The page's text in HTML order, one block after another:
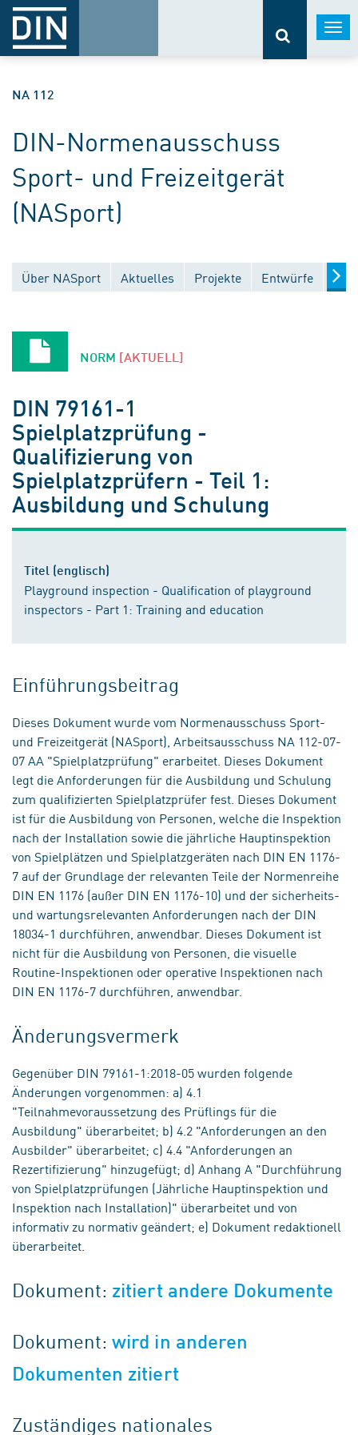
NA 112
DIN-Normenausschuss
Sport- und Freizeitgerät
(NASport)
Über NASport Aktuelles Projekte Entwürfe
NORM [AKTUELL]
DIN 79161-1
Spielplatzprüfung -
Qualifizierung von
Spielplatzprüfern - Teil 1:
Ausbildung und Schulung
Titel (englisch)
Playground inspection - Qualification of playground
inspectors - Part 1: Training and education
Einführungsbeitrag
Dieses Dokument wurde vom Normenausschuss Sport-
und Freizeitgerät (NASport), Arbeitsausschuss NA 112-07-
07 AA "Spielplatzprüfung" erarbeitet. Dieses Dokument
legt die Anforderungen für die Ausbildung und Schulung
zum qualifizierten Spielplatzprüfer fest. Dieses Dokument
ist für die Ausbildung von Personen, welche die Inspektion
nach der Installation sowie die jährliche Hauptinspektion
von Spielplätzen und Spielplatzgeräten nach DIN EN 1176-
7 auf der Grundlage der relevanten Teile der Normenreihe
DIN EN 1176 (außer DIN EN 1176-10) und der sicherheits-
und wartungsrelevanten Anforderungen nach der DIN
18034-1 durchführen, anwendbar. Dieses Dokument ist
nicht für die Ausbildung von Personen, die visuelle
Routine-Inspektionen oder operative Inspektionen nach
DIN EN 1176-7 durchführen, anwendbar.
Änderungsvermerk
Gegenüber DIN 79161-1:2018-05 wurden folgende
Änderungen vorgenommen: a) 4.1
"Teilnahmevoraussetzung des Prüflings für die
Ausbildung" überarbeitet; b) 4.2 "Anforderungen an den
Ausbilder" überarbeitet; c) 4.4 "Anforderungen an
Rezertifizierung" hinzugefügt; d) Anhang A "Durchführung
von Spielplatzprüfungen (Jährliche Hauptinspektion und
Inspektion nach Installation)" überarbeitet und von
informativ zu normativ geändert; e) Dokument redaktionell
überarbeitet.
Dokument: zitiert andere Dokumente
Dokument:wird in anderen
Dokumenten zitiert
Zuständiges nationales